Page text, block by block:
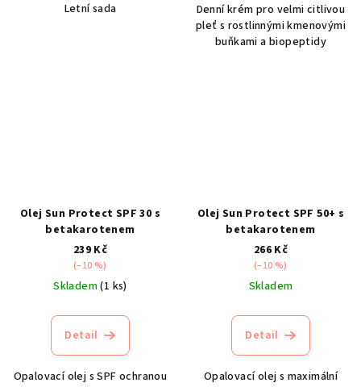
Letní sada
Denní krém pro velmi citlivou
pleť s rostlinnými kmenovými
buňkami a biopeptidy
Olej Sun Protect SPF 30 s
betakarotenem
239 Kč
(–10 %)
Skladem(1 ks)
Detail
Opalovací olej s SPF ochranou
Olej Sun Protect SPF 50+ s
betakarotenem
266 Kč
(–10 %)
Skladem
Detail
Opalovací olej s maximální